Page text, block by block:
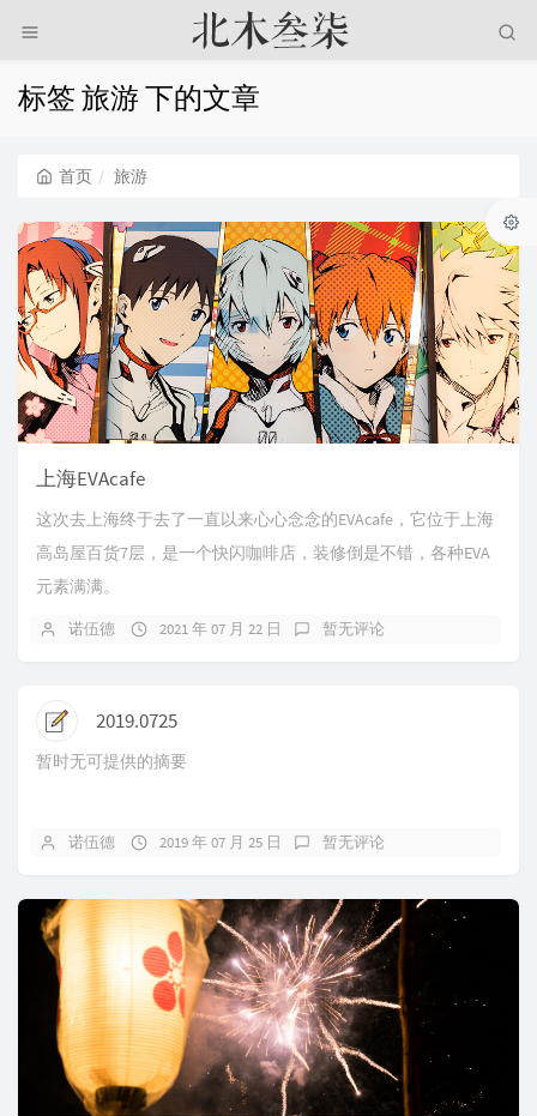
标签 旅游 下的文章
首页 旅游
上海EVAcafe
这次去上海终于去了一直以来心心念念的EVAcafe，它位于上海
高岛屋百货7层，是一个快闪咖啡店，装修倒是不错，各种EVA
元素满满。
诺伍德 2021 年 07 月 22 日 暂无评论
2019.0725
暂时无可提供的摘要
诺伍德 2019 年 07 月 25 日 暂无评论